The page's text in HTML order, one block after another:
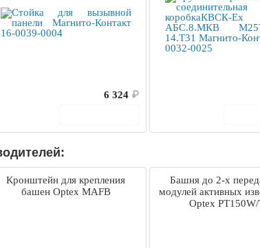
6 324 ₽
Кронштейн для крепления
башен Optex MAFB
Башня до 2-х
модулей активных
Optex